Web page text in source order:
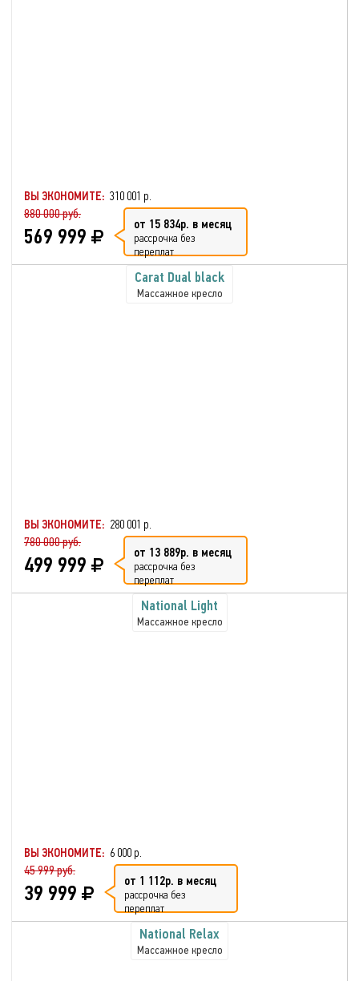
ВЫ ЭКОНОМИТЕ: 310 001 р.
880 000 руб.
569 999 от 15 834р. в месяц
рассрочка без
переплат
Carat Dual black
Массажное кресло
ВЫ ЭКОНОМИТЕ: 280 001 р.
780 000 руб.
499 999 от 13 889р. в месяц
рассрочка без
переплат
National Light
Массажное кресло
ВЫ ЭКОНОМИТЕ: 6 000 р.
45 999 руб.
39 999 от 1 112р. в месяц
рассрочка без
переплат
National Relax
Массажное кресло